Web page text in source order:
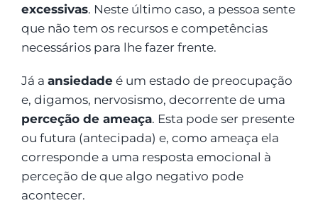
excessivas. Neste último caso, a pessoa sente
que não tem os recursos e competências
necessários para lhe fazer frente.
Já a ansiedadeé um estado de preocupação
e, digamos, nervosismo, decorrente de uma
perceção de ameaça. Esta pode ser presente
ou futura (antecipada) e, como ameaça ela
corresponde a uma resposta emocional à
perceção de que algo negativo pode
acontecer.